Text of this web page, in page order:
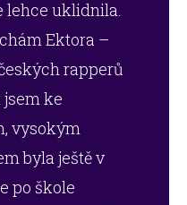
lehce uklidnila.
Ektora –
rapperů
jsem ke
vysokým
byla ještě v
po škole